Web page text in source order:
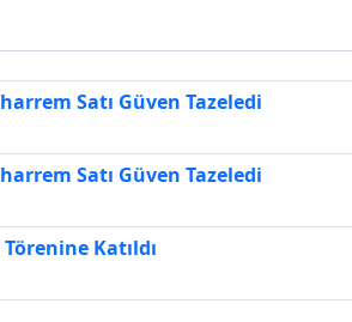
Satı Güven Tazeledi
Satı Güven Tazeledi
Katıldı